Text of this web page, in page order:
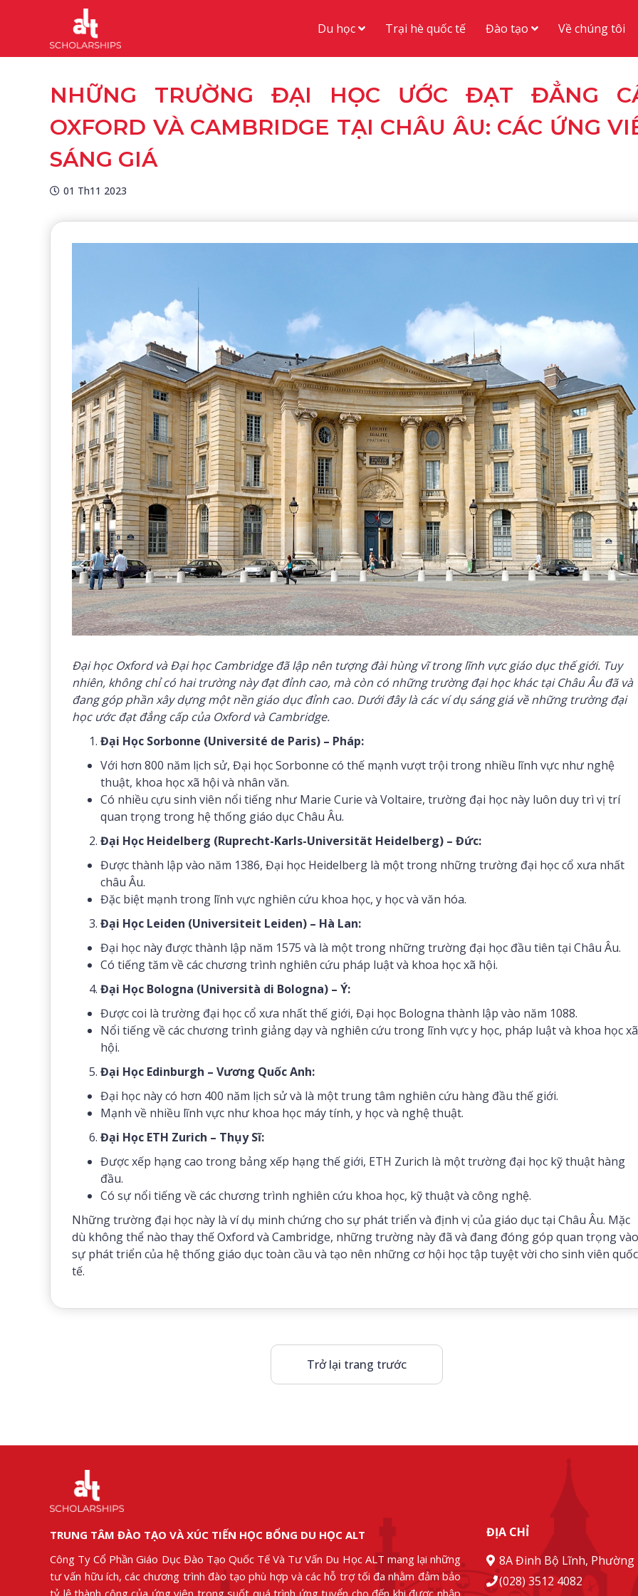
Du học Trại hè quốc tế Đào tạo Về chúng tôi
NHỮNG TRƯỜNG ĐẠI HỌC ƯỚC ĐẠT ĐẲNG
OXFORD VÀ CAMBRIDGE TẠI CHÂU ÂU: CÁC ỨNG
SÁNG GIÁ
01 Th11 2023
Đại học Oxford và Đại học Cambridge đã lập nên tượng đài hùng vĩ trong lĩnh vực giáo dục thế giới. Tuy
nhiên, không chỉ có hai trường này đạt đỉnh cao, mà còn có những trường đại học khác tại Châu Âu đã và
đang góp phần xây dựng một nền giáo dục đỉnh cao. Dưới đây là các ví dụ sáng giá về những trường đại
học ước đạt đẳng cấp của Oxford và Cambridge.
Đại Học Sorbonne (Université de Paris) – Pháp:
Với hơn 800 năm lịch sử, Đại học Sorbonne có thế mạnh vượt trội trong nhiều lĩnh vực như nghệ
thuật, khoa học xã hội và nhân văn.
Có nhiều cựu sinh viên nổi tiếng như Marie Curie và Voltaire, trường đại học này luôn duy trì vị trí
quan trọng trong hệ thống giáo dục Châu Âu.
Đại Học Heidelberg (Ruprecht-Karls-Universität Heidelberg) – Đức:
Được thành lập vào năm 1386, Đại học Heidelberg là một trong những trường đại học cổ xưa nhất
châu Âu.
Đặc biệt mạnh trong lĩnh vực nghiên cứu khoa học, y học và văn hóa.
Đại Học Leiden (Universiteit Leiden) – Hà Lan:
Đại học này được thành lập năm 1575 và là một trong những trường đại học đầu tiên tại Châu Âu.
Có tiếng tăm về các chương trình nghiên cứu pháp luật và khoa học xã hội.
Đại Học Bologna (Università di Bologna) – Ý:
Được coi là trường đại học cổ xưa nhất thế giới, Đại học Bologna thành lập vào năm 1088.
Nổi tiếng về các chương trình giảng dạy và nghiên cứu trong lĩnh vực y học, pháp luật và khoa học xã
hội.
Đại Học Edinburgh – Vương Quốc Anh:
Đại học này có hơn 400 năm lịch sử và là một trung tâm nghiên cứu hàng đầu thế giới.
Mạnh về nhiều lĩnh vực như khoa học máy tính, y học và nghệ thuật.
Đại Học ETH Zurich – Thụy Sĩ:
Được xếp hạng cao trong bảng xếp hạng thế giới, ETH Zurich là một trường đại học kỹ thuật hàng
đầu.
Có sự nổi tiếng về các chương trình nghiên cứu khoa học, kỹ thuật và công nghệ.
Những trường đại học này là ví dụ minh chứng cho sự phát triển và định vị của giáo dục tại Châu Âu. Mặc
dù không thể nào thay thế Oxford và Cambridge, những trường này đã và đang đóng góp quan trọng vào
sự phát triển của hệ thống giáo dục toàn cầu và tạo nên những cơ hội học tập tuyệt vời cho sinh viên quốc
tế.
Trở lại trang trước
TRUNG TÂM ĐÀO TẠO VÀ XÚC TIẾN HỌC BỔNG DU HỌC ALT
Công Ty Cổ Phần Giáo Dục Đào Tạo Quốc Tế Và Tư Vấn Du Học ALT mang lại những
tư vấn hữu ích, các chương trình đào tạo phù hợp và các hỗ trợ tối đa nhằm đảm bảo
tỷ lệ thành công của ứng viên trong suốt quá trình ứng tuyển cho đến khi được nhập
ĐỊA CHỈ
8A Đinh Bộ Lĩnh, Phường
(028) 3512 4082